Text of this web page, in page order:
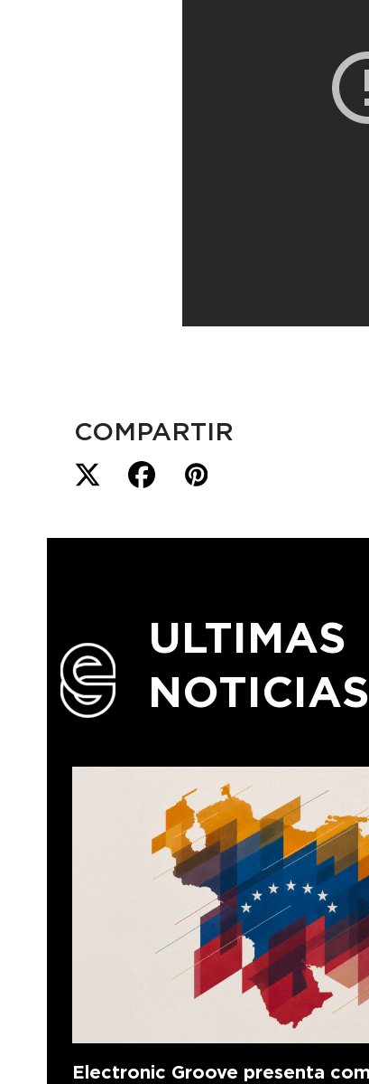
COMPARTIR
ULTIMAS
NOTICIAS
Electronic Groove presenta